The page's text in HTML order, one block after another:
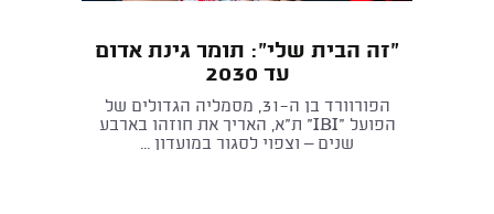
"זה הבית שלי": תומר גינת אדום
עד 2030
הפורוורד בן ה־31, מסמליה הגדולים של
הפועל "IBI" ת"א, האריך את חוזהו בארבע
שנים – וצפוי לסגור במועדון ...